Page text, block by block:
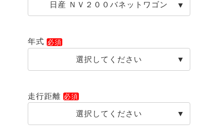
日産 ＮＶ２００バネットワゴン
年式
選択してください
走行距離
選択してください